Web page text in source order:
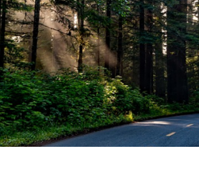
Your visit